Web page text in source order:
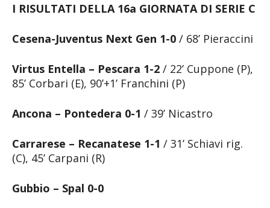
I RISULTATI DELLA 16a GIORNATA DI SERIE C
Cesena-Juventus Next Gen 1-0 / 68’ Pieraccini
Virtus Entella – Pescara 1-2 / 22’ Cuppone (P),
85’ Corbari (E), 90’+1’ Franchini (P)
Ancona – Pontedera 0-1 / 39’ Nicastro
Carrarese – Recanatese 1-1 / 31’ Schiavi rig.
(C), 45’ Carpani (R)
Gubbio – Spal 0-0